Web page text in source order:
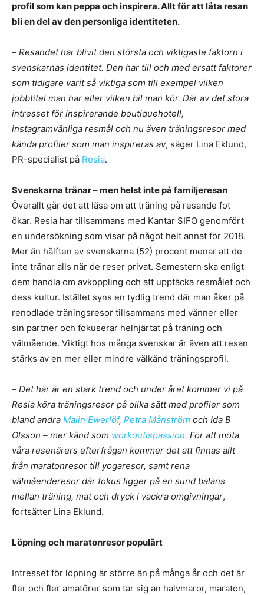
profil som kan peppa och inspirera. Allt för att låta resan
bli en del av den personliga identiteten.
– Resandet har blivit den största och viktigaste faktorn i
svenskarnas identitet. Den har till och med ersatt faktorer
som tidigare varit så viktiga som till exempel vilken
jobbtitel man har eller vilken bil man kör. Där av det stora
intresset för inspirerande boutiquehotell,
instagramvänliga resmål och nu även träningsresor med
kända profiler som man inspireras av, säger Lina Eklund,
PR-specialist på Resia.
Svenskarna tränar – men helst inte på familjeresan
Överallt går det att läsa om att träning på resande fot
ökar. Resia har tillsammans med Kantar SIFO genomfört
en undersökning som visar på något helt annat för 2018.
Mer än hälften av svenskarna (52) procent menar att de
inte tränar alls när de reser privat. Semestern ska enligt
dem handla om avkoppling och att upptäcka resmålet och
dess kultur. Istället syns en tydlig trend där man åker på
renodlade träningsresor tillsammans med vänner eller
sin partner och fokuserar helhjärtat på träning och
välmående. Viktigt hos många svenskar är även att resan
stärks av en mer eller mindre välkänd träningsprofil.
– Det här är en stark trend och under året kommer vi på
Resia köra träningsresor på olika sätt med profiler som
bland andra Malin Ewerlöf, Petra Månström och Ida B
Olsson – mer känd som workoutispassion. För att möta
våra resenärers efterfrågan kommer det att finnas allt
från maratonresor till yogaresor, samt rena
välmåenderesor där fokus ligger på en sund balans
mellan träning, mat och dryck i vackra omgivningar,
fortsätter Lina Eklund.
Löpning och maratonresor populärt
Intresset för löpning är större än på många år och det är
fler och fler amatörer som tar sig an halvmaror, maraton,